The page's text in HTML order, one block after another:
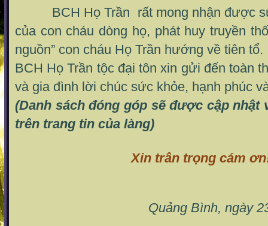
BCH Họ Trần rất mong nhận được
của con cháu dòng họ, phát huy truyền
nguồn” con cháu Họ Trần hướng về tiên tổ.
BCH Họ Trần tộc đại tôn xin gửi đến toàn
và gia đình lời chúc sức khỏe, hạnh phúc
(Danh sách đóng góp sẽ được cập nhật
trên trang tin của làng)
Xin trân trọng cám
Quảng Bình, ngày